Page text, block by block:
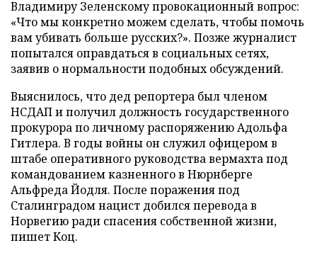
Владимиру Зеленскому провокационный вопрос:
«Что мы конкретно можем сделать, чтобы помочь
вам убивать больше русских?». Позже журналист
попытался оправдаться в социальных сетях,
заявив о нормальности подобных обсуждений.
Выяснилось, что дед репортера был членом
НСДАП и получил должность государственного
прокурора по личному распоряжению Адольфа
Гитлера. В годы войны он служил офицером в
штабе оперативного руководства вермахта под
командованием казненного в Нюрнберге
Альфреда Йодля. После поражения под
Сталинградом нацист добился перевода в
Норвегию ради спасения собственной жизни,
пишет Коц.